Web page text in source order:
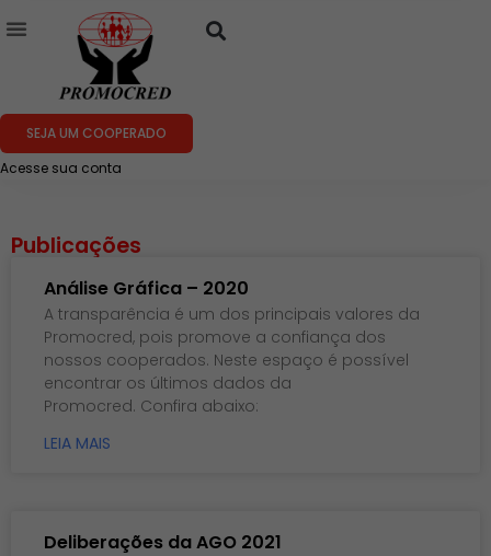
Acesse sua conta
SEJA UM COOPERADO
Publicações
Análise Gráfica – 2020
A transparência é um dos principais valores da
Promocred, pois promove a confiança dos
nossos cooperados. Neste espaço é possível
encontrar os últimos dados da
Promocred. Confira abaixo:
LEIA MAIS
Deliberações da AGO 2021